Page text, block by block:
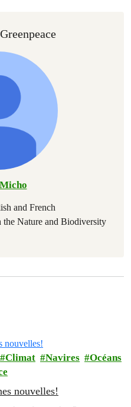
and French
the Nature and Biodiversity
Climat Navires
Océans
nouvelles!